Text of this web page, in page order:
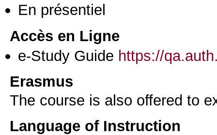
En présentiel
Accès en Ligne
e-Study Guide https://
Erasmus
The course is also offered to
Language of Instruction